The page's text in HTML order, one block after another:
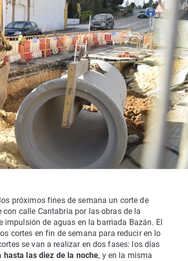
próximos fines de semana un corte de
calle Cantabria por las obras de la
de aguas en la barriada Bazán. El
cortes en fin de semana para reducir en lo
se van a realizar en dos fases: los días
hasta las diez de la noche, y en la misma